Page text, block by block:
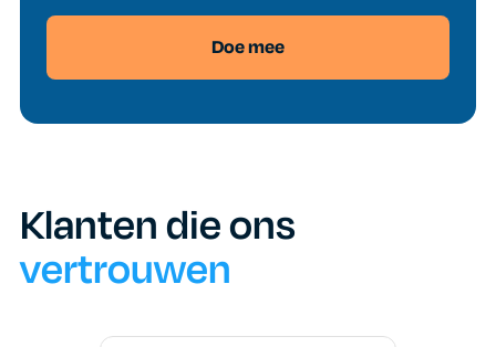
Doe mee
Klanten die ons
vertrouwen